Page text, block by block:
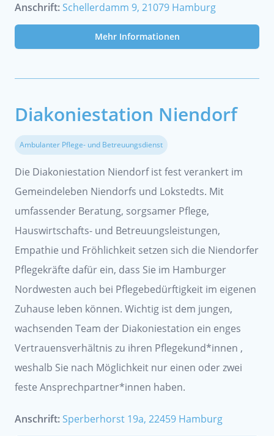
Anschrift: Schellerdamm 9, 21079 Hamburg
Mehr Informationen
Diakoniestation Niendorf
Ambulanter Pflege- und Betreuungsdienst
Die Diakoniestation Niendorf ist fest verankert im
Gemeindeleben Niendorfs und Lokstedts. Mit
umfassender Beratung, sorgsamer Pflege,
Hauswirtschafts- und Betreuungsleistungen,
Empathie und Fröhlichkeit setzen sich die Niendorfer
Pflegekräfte dafür ein, dass Sie im Hamburger
Nordwesten auch bei Pflegebedürftigkeit im eigenen
Zuhause leben können. Wichtig ist dem jungen,
wachsenden Team der Diakoniestation ein enges
Vertrauensverhältnis zu ihren Pflegekund*innen ,
weshalb Sie nach Möglichkeit nur einen oder zwei
feste Ansprechpartner*innen haben.
Anschrift: Sperberhorst 19a, 22459 Hamburg